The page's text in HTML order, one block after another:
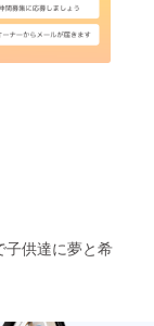
子供達に夢と希